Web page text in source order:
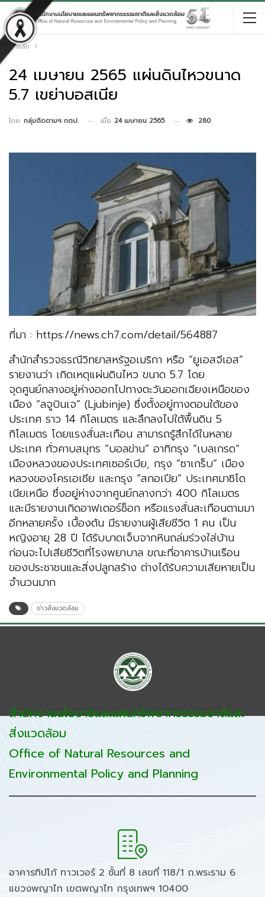
หน้าหลัก
24 เมษายน 2565 แผ่นดินไหวขนาด
5.7 เขย่าบอสเนีย
โดย กลุ่มติดตามฯ กตป. เมื่อ 24 เมษายน 2565 280
ที่มา : https://news.ch7.com/detail/564887
สำนักสำรวจธรณีวิทยาสหรัฐอเมริกา หรือ “ยูเอสจีเอส”
รายงานว่า เกิดเหตุแผ่นดินไหว ขนาด 5.7 โดย
จุดศูนย์กลางอยู่ห่างออกไปทางตะวันออกเฉียงเหนือของ
เมือง “ลจูบินเจ” (Ljubinje) ซึ่งตั้งอยู่ทางตอนใต้ของ
ประเทศ ราว 14 กิโลเมตร และลึกลงไปใต้พื้นดิน 5
กิโลเมตร โดยแรงสั่นสะเทือน สามารถรู้สึกได้ในหลาย
ประเทศ ทั่วคาบสมุทร “บอลข่าน” อาทิกรุง “เบลเกรด”
เมืองหลวงของประเทศเซอร์เบีย, กรุง “ซาเกร็บ” เมือง
หลวงของโครเอเชีย และกรุง “สกอเปีย” ประเทศมาซิโด
เนียเหนือ ซึ่งอยู่ห่างจากศูนย์กลางกว่า 400 กิโลเมตร
และมีรายงานเกิดอาฟเตอร์ช็อก หรือแรงสั่นสะเทือนตามมา
อีกหลายครั้ง เบื้องต้น มีรายงานผู้เสียชีวิต 1 คน เป็น
หญิงอายุ 28 ปี ได้รับบาดเจ็บจากหินถล่มร่วงใส่บ้าน
ก่อนจะไปเสียชีวิตที่โรงพยาบาล ขณะที่อาคารบ้านเรือน
ของประชาชนและสิ่งปลูกสร้าง ต่างได้รับความเสียหายเป็น
จำนวนมาก
ข่าวสิ่งแวดล้อม
สำนักงานนโยบายและแผนทรัพยากรธรรมชาติและ
สิ่งแวดล้อม
Office of Natural Resources and
Environmental Policy and Planning
อาคารทิปโก้ ทาวเวอร์ 2 ชั้นที่ 8 เลขที่ 118/1 ถ.พระราม 6
แขวงพญาไท เขตพญาไท กรุงเทพฯ 10400